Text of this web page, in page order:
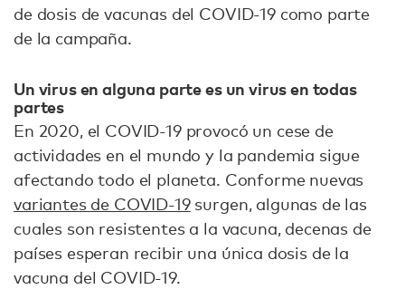
de dosis de vacunas del COVID-19 como parte
de la campaña.
Un virus en alguna parte es un virus en todas
partes
En 2020, el COVID-19 provocó un cese de
actividades en el mundo y la pandemia sigue
afectando todo el planeta. Conforme nuevas
variantes de COVID-19surgen, algunas de las
cuales son resistentes a la vacuna, decenas de
países esperan recibir una única dosis de la
vacuna del COVID-19.